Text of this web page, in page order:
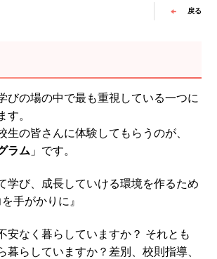
戻る
びの場の中で最も重視している一つに
す。
生の皆さんに体験してもらうのが、
ラム 」です。
学び、成長していける環境を作るため
手がかりに』
安なく暮らしていますか？ それとも
暮らしていますか？差別、校則指導、